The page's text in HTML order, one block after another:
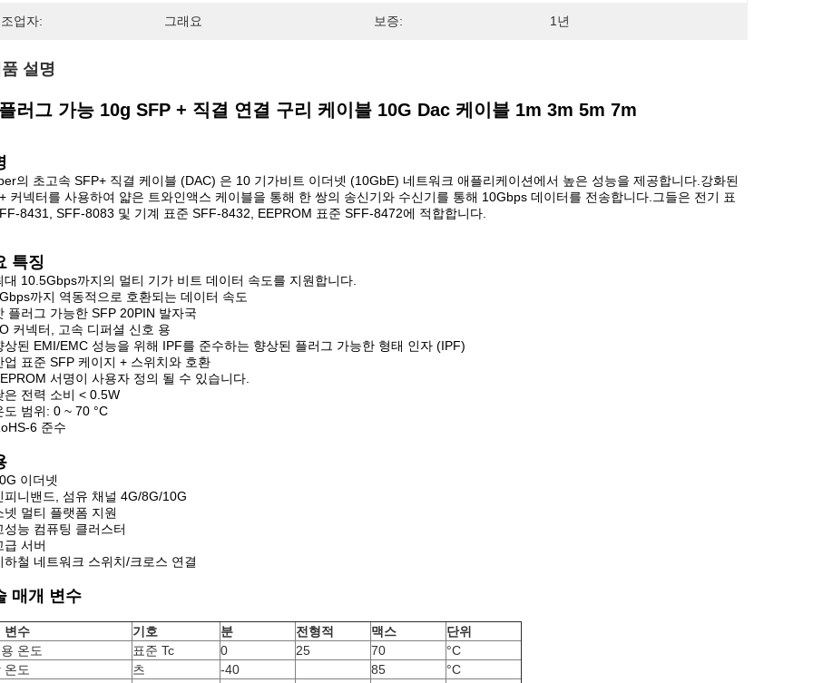
업자: 그래요 보증: 1년
설명
러그 가능 10g SFP + 직결 연결 구리 케이블 10G Dac 케이블 1m 3m 5m 7m
의 초고속 SFP+ 직결 케이블 (DAC) 은 10 기가비트 이더넷 (10GbE) 네트워크 애플리케이션에서 높은 성능을 제공합니다.강화된
커넥터를 사용하여 얇은 트와인액스 케이블을 통해 한 쌍의 송신기와 수신기를 통해 10Gbps 데이터를 전송합니다.그들은 전기 표
8431, SFF-8083 및 기계 표준 SFF-8432, EEPROM 표준 SFF-8472에 적합합니다.
특징
대 10.5Gbps까지의 멀티 기가 비트 데이터 속도를 지원합니다.
까지 역동적으로 호환되는 데이터 속도
플러그 가능한 SFP 20PIN 발자국
커넥터, 고속 디퍼셜 신호 용
상된 EMI/EMC 성능을 위해 IPF를 준수하는 향상된 플러그 가능한 형태 인자 (IPF)
업 표준 SFP 케이지 + 스위치와 호환
서명이 사용자 정의 될 수 있습니다.
은 전력 소비 < 0.5W
도 범위: 0 ~ 70 °C
6 준수
이더넷
피니밴드, 섬유 채널 4G/8G/10G
넷 멀티 플랫폼 지원
성능 컴퓨팅 클러스터
급 서버
하철 네트워크 스위치/크로스 연결
매개 변수
변수 기호 분 전형적 맥스
단위
온도
표준 Tc 0 25 70
°C
온도
츠 -40 85
°C